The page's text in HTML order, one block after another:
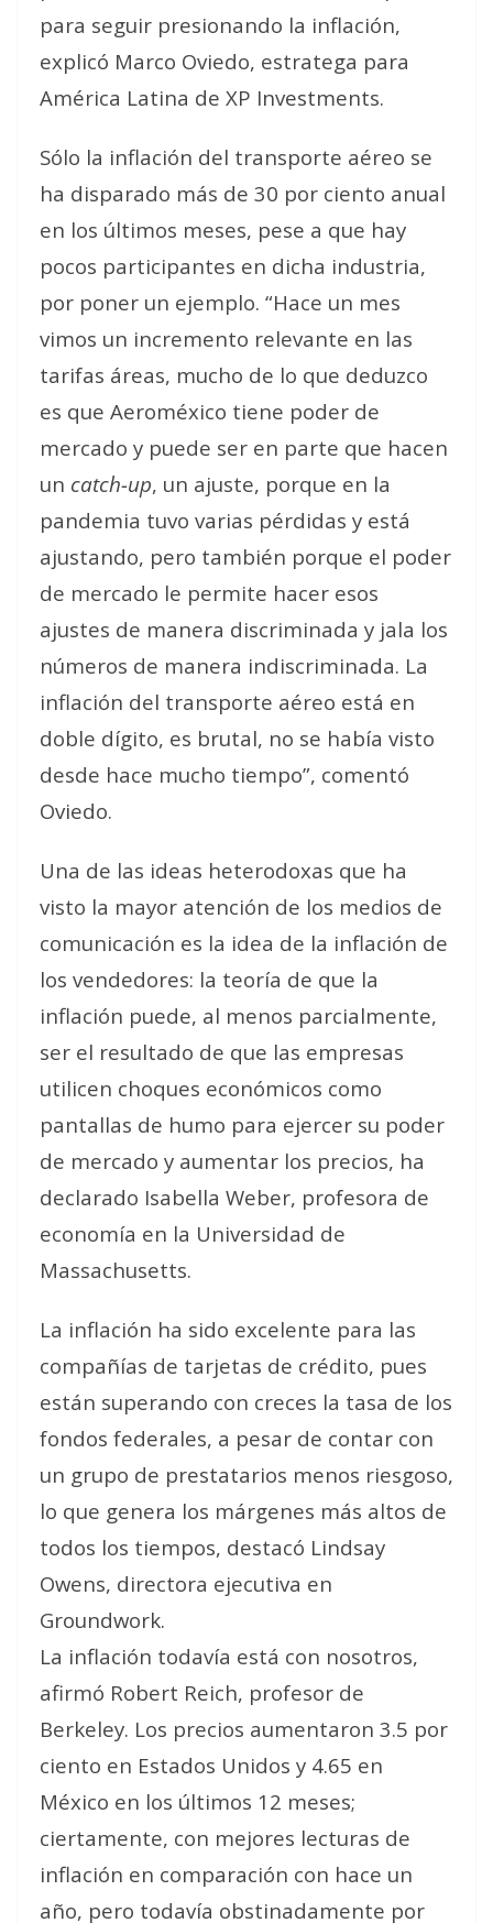
para seguir presionando la inflación,
explicó Marco Oviedo, estratega para
América Latina de XP Investments.
Sólo la inflación del transporte aéreo se
ha disparado más de 30 por ciento anual
en los últimos meses, pese a que hay
pocos participantes en dicha industria,
por poner un ejemplo. “Hace un mes
vimos un incremento relevante en las
tarifas áreas, mucho de lo que deduzco
es que Aeroméxico tiene poder de
mercado y puede ser en parte que hacen
un catch-up, un ajuste, porque en la
pandemia tuvo varias pérdidas y está
ajustando, pero también porque el poder
de mercado le permite hacer esos
ajustes de manera discriminada y jala los
números de manera indiscriminada. La
inflación del transporte aéreo está en
doble dígito, es brutal, no se había visto
desde hace mucho tiempo”, comentó
Oviedo.
Una de las ideas heterodoxas que ha
visto la mayor atención de los medios de
comunicación es la idea de la inflación de
los vendedores: la teoría de que la
inflación puede, al menos parcialmente,
ser el resultado de que las empresas
utilicen choques económicos como
pantallas de humo para ejercer su poder
de mercado y aumentar los precios, ha
declarado Isabella Weber, profesora de
economía en la Universidad de
Massachusetts.
La inflación ha sido excelente para las
compañías de tarjetas de crédito, pues
están superando con creces la tasa de los
fondos federales, a pesar de contar con
un grupo de prestatarios menos riesgoso,
lo que genera los márgenes más altos de
todos los tiempos, destacó Lindsay
Owens, directora ejecutiva en
Groundwork.
La inflación todavía está con nosotros,
afirmó Robert Reich, profesor de
Berkeley. Los precios aumentaron 3.5 por
ciento en Estados Unidos y 4.65 en
México en los últimos 12 meses;
ciertamente, con mejores lecturas de
inflación en comparación con hace un
año, pero todavía obstinadamente por